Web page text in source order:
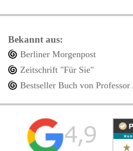
Bekannt aus:
Berliner Morgenpost
Zeitschrift "Für Sie"
Bestseller Buch von